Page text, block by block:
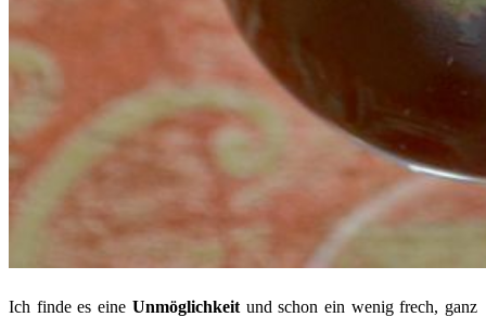
Ich finde es eine Unmöglichkeitund schon ein wenig frech, ganz